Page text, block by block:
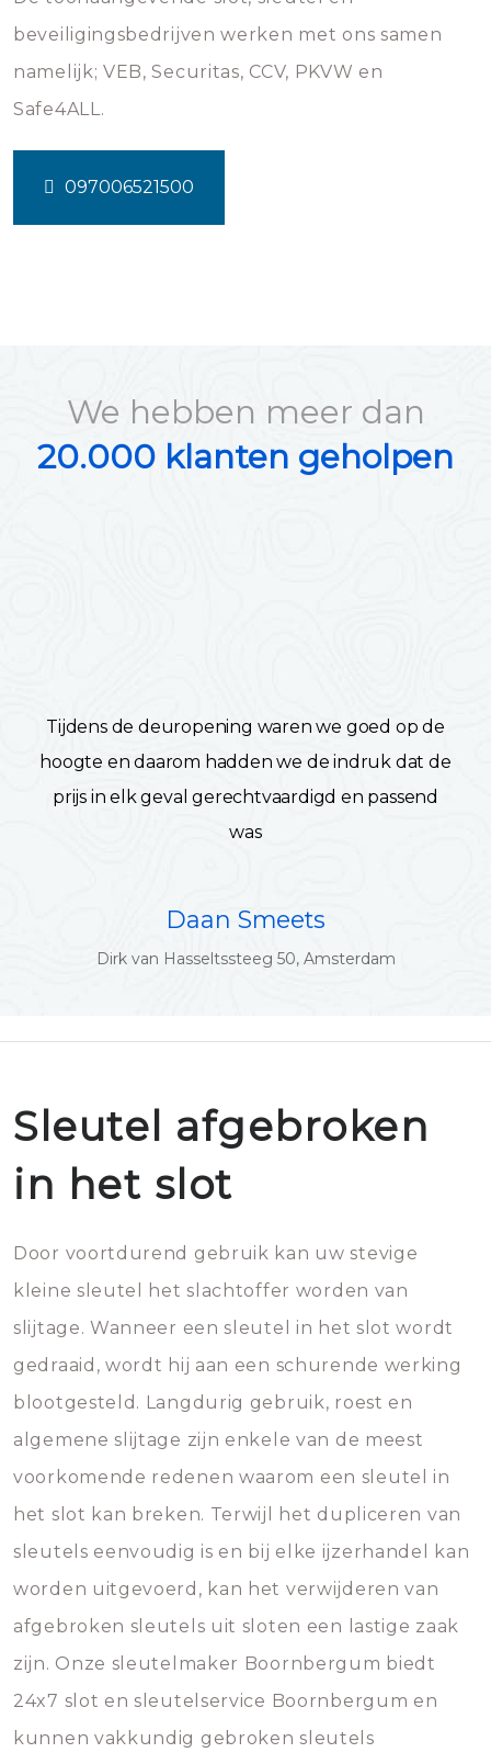
beveiligingsbedrijven werken met ons samen
namelijk; VEB, Securitas, CCV, PKVW en
Safe4ALL.
097006521500
We hebben meer dan
20.000 klanten geholpen
Tijdens de deuropening waren we goed op de
hoogte en daarom hadden we de indruk dat de
prijs in elk geval gerechtvaardigd en passend
was
Daan Smeets
Dirk van Hasseltssteeg 50, Amsterdam
Sleutel afgebroken
in het slot
Door voortdurend gebruik kan uw stevige
kleine sleutel het slachtoffer worden van
slijtage. Wanneer een sleutel in het slot wordt
gedraaid, wordt hij aan een schurende werking
blootgesteld. Langdurig gebruik, roest en
algemene slijtage zijn enkele van de meest
voorkomende redenen waarom een sleutel in
het slot kan breken. Terwijl het dupliceren van
sleutels eenvoudig is en bij elke ijzerhandel kan
worden uitgevoerd, kan het verwijderen van
afgebroken sleutels uit sloten een lastige zaak
zijn. Onze sleutelmaker Boornbergum biedt
24x7 slot en sleutelservice Boornbergum en
kunnen vakkundig gebroken sleutels